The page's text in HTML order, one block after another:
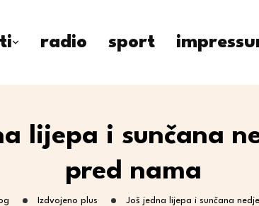
radio sport
lijepa i sunčana
pred nama
Izdvojeno plus Još jedna lijepa i sunčana